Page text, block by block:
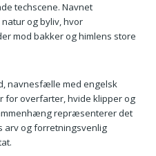
techscene. Navnet
og byliv, hvor
mod bakker og himlens store
navnesfælle med engelsk
for overfarter, hvide klipper og
repræsenterer det
arv og forretningsvenlig